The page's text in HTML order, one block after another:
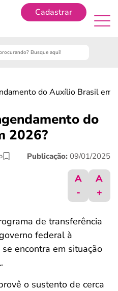
Cadastrar
do Auxílio Brasil em
do
2026?
Publicação: 09/01/2025
A
-
A
+
de transferência
federal à
encontra em situação
o sustento de cerca